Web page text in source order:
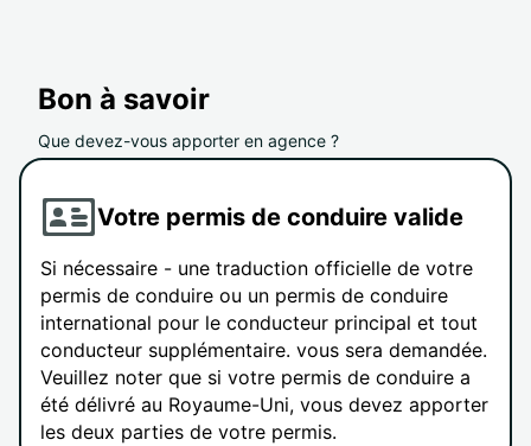
Bon à savoir
Que devez-vous apporter en agence ?
Votre permis de conduire valide
Si nécessaire - une traduction officielle de votre
permis de conduire ou un permis de conduire
international pour le conducteur principal et tout
conducteur supplémentaire. vous sera demandée.
Veuillez noter que si votre permis de conduire a
été délivré au Royaume-Uni, vous devez apporter
les deux parties de votre permis.